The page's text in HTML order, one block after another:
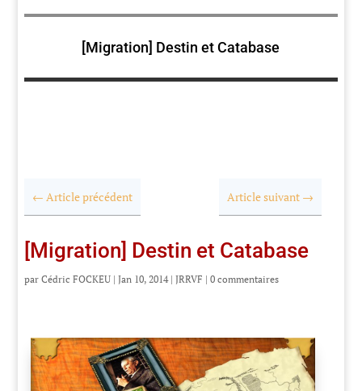
[Migration] Destin et Catabase
← Article précédent Article suivant→
[Migration] Destin et Catabase
parCédric FOCKEU |Jan 10, 2014|JRRVF |0 commentaires